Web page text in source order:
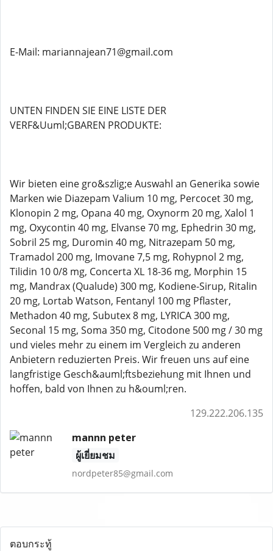
E-Mail: mariannajean71@gmail.com
UNTEN FINDEN SIE EINE LISTE DER
VERF&Uuml;GBAREN PRODUKTE:
Wir bieten eine gro&szlig;e Auswahl an Generika sowie
Marken wie Diazepam Valium 10 mg, Percocet 30 mg,
Klonopin 2 mg, Opana 40 mg, Oxynorm 20 mg, Xalol 1
mg, Oxycontin 40 mg, Elvanse 70 mg, Ephedrin 30 mg,
Sobril 25 mg, Duromin 40 mg, Nitrazepam 50 mg,
Tramadol 200 mg, Imovane 7,5 mg, Rohypnol 2 mg,
Tilidin 10 0/8 mg, Concerta XL 18-36 mg, Morphin 15
mg, Mandrax (Qualude) 300 mg, Kodiene-Sirup, Ritalin
20 mg, Lortab Watson, Fentanyl 100 mg Pflaster,
Methadon 40 mg, Subutex 8 mg, LYRICA 300 mg,
Seconal 15 mg, Soma 350 mg, Citodone 500 mg / 30 mg
und vieles mehr zu einem im Vergleich zu anderen
Anbietern reduzierten Preis. Wir freuen uns auf eine
langfristige Gesch&auml;ftsbeziehung mit Ihnen und
hoffen, bald von Ihnen zu h&ouml;ren.
129.222.206.135
mannn peter
ผู้เยี่ยมชม
nordpeter85@gmail.com
ตอบกระทู้